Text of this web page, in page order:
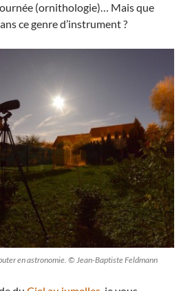
(ornithologie)… Mais que
ce genre d’instrument ?
en astronomie. © Jean-Baptiste Feldmann